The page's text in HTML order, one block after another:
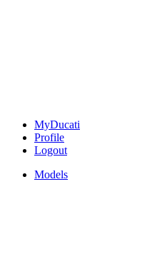
MyDucati
Profile
Logout
Models